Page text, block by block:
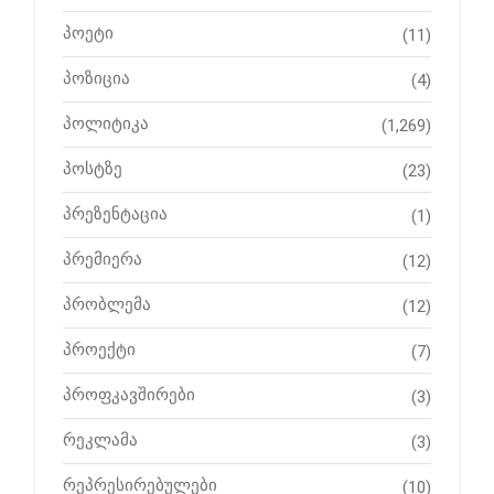
პოეტი (11)
პოზიცია (4)
პოლიტიკა (1,269)
პოსტზე (23)
პრეზენტაცია (1)
პრემიერა (12)
პრობლემა (12)
პროექტი (7)
პროფკავშირები (3)
რეკლამა (3)
რეპრესირებულები (10)